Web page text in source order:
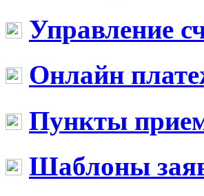
Управление
Онлайн
Пункты
Шаблоны